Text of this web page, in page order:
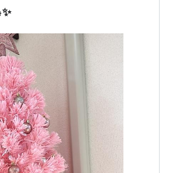
けども、工事…